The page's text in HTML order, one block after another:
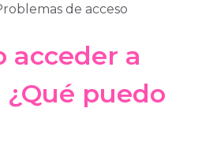
de acceso
acceder a
puedo